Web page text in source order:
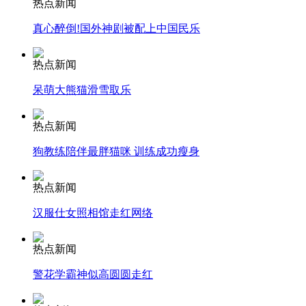
安徽一实载49人客车翻车
走！跟着总书记去植树
消防员救轻生者 花炮节热闹非凡 减压"枕头大战"
纽约上演“枕头大战”
司机酒驾遇交警 急速倒车逃窜
热点新闻
真心醉倒!国外神剧被配上中国民乐
热点新闻
呆萌大熊猫滑雪取乐
热点新闻
狗教练陪伴最胖猫咪 训练成功瘦身
热点新闻
汉服仕女照相馆走红网络
热点新闻
警花学霸神似高圆圆走红